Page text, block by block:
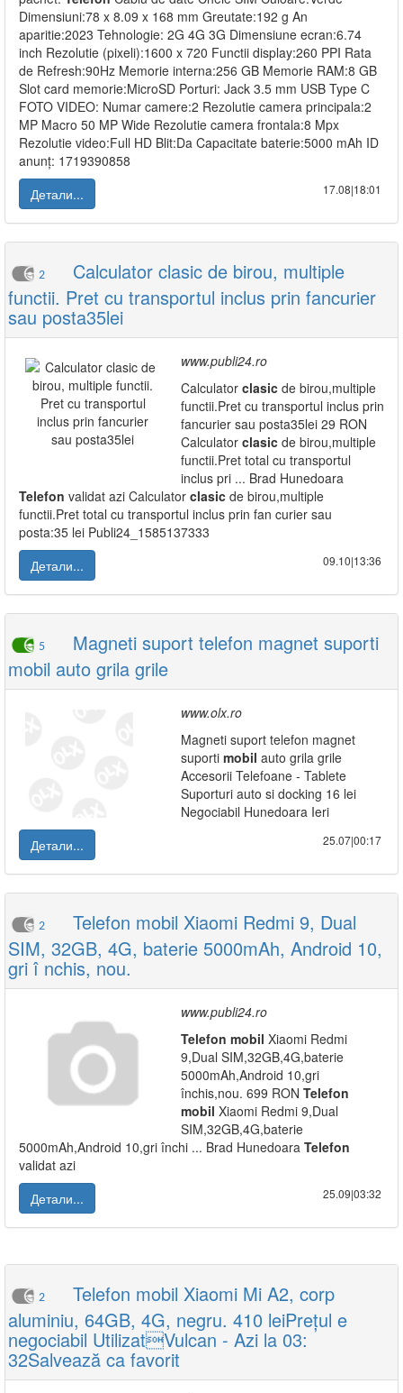
Dimensiuni:78 x 8.09 x 168 mm Greutate:192 g An
aparitie:2023 Tehnologie: 2G 4G 3G Dimensiune ecran:6.74
inch Rezolutie (pixeli):1600 x 720 Functii display:260 PPI Rata
de Refresh:90Hz Memorie interna:256 GB Memorie RAM:8 GB
Slot card memorie:MicroSD Porturi: Jack 3.5 mm USB Type C
FOTO VIDEO: Numar camere:2 Rezolutie camera principala:2
MP Macro 50 MP Wide Rezolutie camera frontala:8 Mpx
Rezolutie video:Full HD Blit:Da Capacitate baterie:5000 mAh ID
anunț: 1719390858
Детали...
17.08|18:01
2
Calculator clasic de birou, multiple
functii. Pret cu transportul inclus prin fancurier
sau posta35lei
www.publi24.ro
Calculator clasic de birou,multiple
functii.Pret cu transportul inclus prin
fancurier sau posta35lei 29 RON
Calculator clasic de birou,multiple
functii.Pret total cu transportul
inclus pri ... Brad Hunedoara
Telefon validat azi Calculator clasic de birou,multiple
functii.Pret total cu transportul inclus prin fan curier sau
posta:35 lei Publi24_1585137333
Детали...
09.10|13:36
5
Magneti suport telefon magnet suporti
mobil auto grila grile
www.olx.ro
Magneti suport telefon magnet
suporti mobil auto grila grile
Accesorii Telefoane - Tablete
Suporturi auto si docking 16 lei
Negociabil Hunedoara Ieri
Детали...
25.07|00:17
2
Telefon mobil Xiaomi Redmi 9, Dual
SIM, 32GB, 4G, baterie 5000mAh, Android 10,
gri î nchis, nou.
www.publi24.ro
Telefon mobil Xiaomi Redmi
9,Dual SIM,32GB,4G,baterie
5000mAh,Android 10,gri
închis,nou. 699 RON Telefon
mobil Xiaomi Redmi 9,Dual
SIM,32GB,4G,baterie
5000mAh,Android 10,gri închi ... Brad Hunedoara Telefon
validat azi
Детали...
25.09|03:32
2
Telefon mobil Xiaomi Mi A2, corp
aluminiu, 64GB, 4G, negru. 410 leiPrețul e
negociabil UtilizatVulcan - Azi la 03:
32Salvează ca favorit